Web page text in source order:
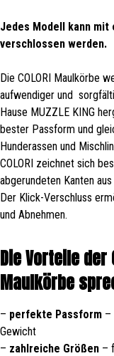
Jedes Modell kann mit
verschlossen werden.
Die COLORI Maulkörbe
aufwendiger und
Hause MUZZLE KING
bester Passform und
Hunderassen und
COLORI zeichnet sich
abgerundeten Kanten
Der Klick-Verschluss
und Abnehmen.
Die Vorteile der
Maulkörbe
– perfekte Passform –
Gewicht
– zahlreiche Größen –